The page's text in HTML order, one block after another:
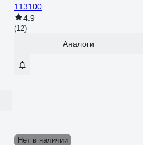
113100
4.9
(12)
Аналоги
Нет в наличии